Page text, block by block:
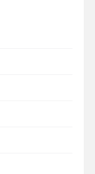
参与到音